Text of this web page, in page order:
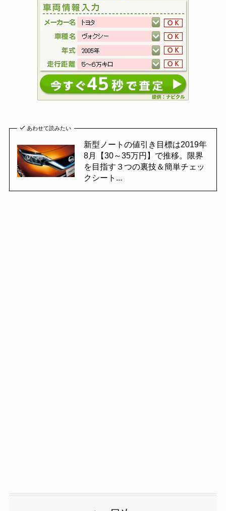
あわせて読みたい
新型ノートの値引き目標は2019年
8月【30～35万円】で推移。限界
を目指す３つの裏技＆簡単チェッ
クシート...